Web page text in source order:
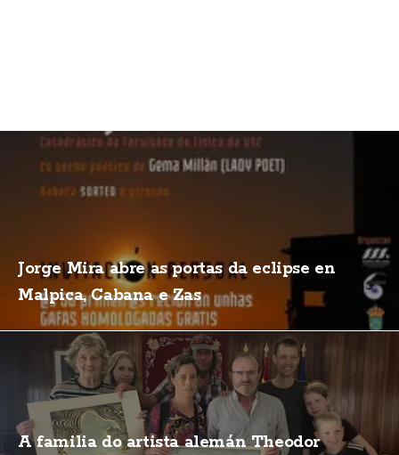
Jorge Mira abre as portas da eclipse en
Malpica, Cabana e Zas
A familia do artista alemán Theodor